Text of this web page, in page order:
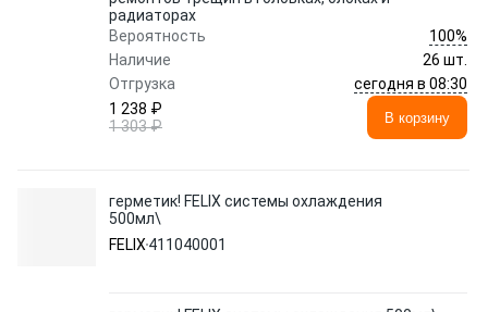
радиаторах
Вероятность
100%
Наличие
26 шт.
Отгрузка
сегодня в 08:30
1 238 ₽
1 303 ₽
В корзину
герметик! FELIX системы охлаждения
500мл\
FELIX 411040001